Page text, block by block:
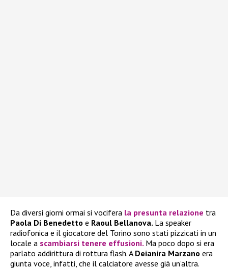
Da diversi giorni ormai si vocifera la presunta relazione tra
Paola Di Benedetto e Raoul Bellanova. La speaker
radiofonica e il giocatore del Torino sono stati pizzicati in un
locale a scambiarsi tenere effusioni. Ma poco dopo si era
parlato addirittura di rottura flash. A Deianira Marzano era
giunta voce, infatti, che il calciatore avesse già un’altra.